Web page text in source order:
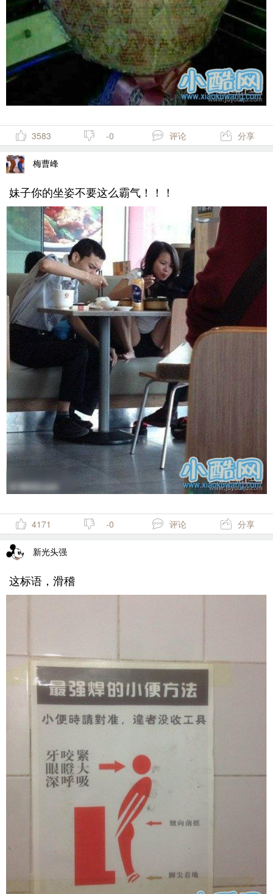
3583 -0 评论 分享
梅曹峰
妹子你的坐姿不要这么霸气！！！
4171 -0 评论 分享
新光头强
这标语，滑稽